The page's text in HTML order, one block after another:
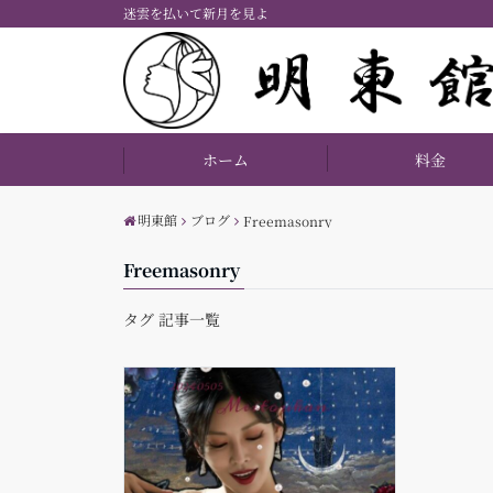
迷雲を払いて新月を見よ
ホーム 料金
明東館 ブログ Freemasonry
Freemasonry
タグ 記事一覧